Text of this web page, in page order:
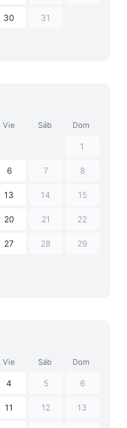
30 31
Vie Sáb Dom
1
6 7 8
13 14 15
20 21 22
27 28 29
Vie Sáb Dom
4 5 6
11 12 13